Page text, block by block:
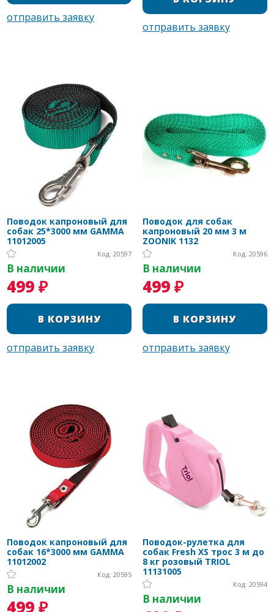
Поводок капроновый для
собак 25*3000 мм GAMMA
11012005
Код: 20597
В наличии
499 ₽
Поводок для собак
капроновый 20 мм 3 м
ZOONIK 1132
Код: 20596
В наличии
499 ₽
Поводок капроновый для
собак 16*3000 мм GAMMA
11012002
Код: 20595
В наличии
499 ₽
Поводок-рулетка для
собак Fresh XS трос 3 м до
8 кг розовый TRIOL
11131005
Код: 20594
В наличии